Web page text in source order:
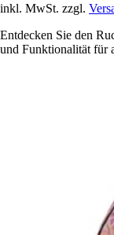
inkl. MwSt. zzgl.
Entdecken Sie den
und Funktionalität für